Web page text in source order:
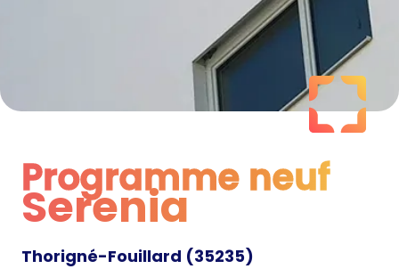
Programme neuf
Programme neuf
Serenia
Thorigné-Fouillard (35235)